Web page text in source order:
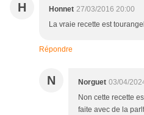
H Honnet 27/03/2016 20:00
La vraie recette est
Répondre
N Norguet 03/04/
Non cette recette
faite avec de la